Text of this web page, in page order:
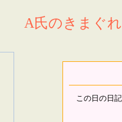
A氏のきまぐ
この日の日